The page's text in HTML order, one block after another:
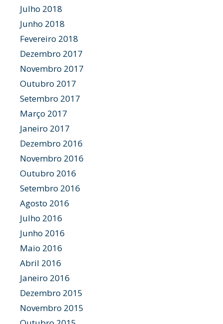
Julho 2018
Junho 2018
Fevereiro 2018
Dezembro 2017
Novembro 2017
Outubro 2017
Setembro 2017
Março 2017
Janeiro 2017
Dezembro 2016
Novembro 2016
Outubro 2016
Setembro 2016
Agosto 2016
Julho 2016
Junho 2016
Maio 2016
Abril 2016
Janeiro 2016
Dezembro 2015
Novembro 2015